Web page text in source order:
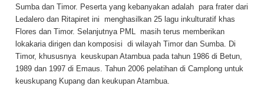
Sumba dan Timor. Peserta yang kebanyakan adalah para frater dari
Ledalero dan Ritapiret ini menghasilkan 25 lagu inkulturatif khas
Flores dan Timor. Selanjutnya PML masih terus memberikan
lokakaria dirigen dan komposisi di wilayah Timor dan Sumba. Di
Timor, khususnya keuskupan Atambua pada tahun 1986 di Betun,
1989 dan 1997 di Emaus. Tahun 2006 pelatihan di Camplong untuk
keuskupang Kupang dan keukupan Atambua.